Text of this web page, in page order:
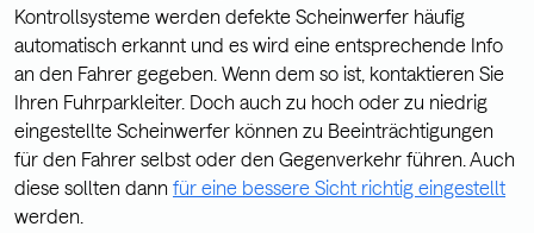
Kontrollsysteme werden defekte Scheinwerfer häufig
automatisch erkannt und es wird eine entsprechende Info
an den Fahrer gegeben. Wenn dem so ist, kontaktieren Sie
Ihren Fuhrparkleiter. Doch auch zu hoch oder zu niedrig
eingestellte Scheinwerfer können zu Beeinträchtigungen
für den Fahrer selbst oder den Gegenverkehr führen. Auch
diese sollten dann für eine bessere Sicht richtig eingestellt
werden.